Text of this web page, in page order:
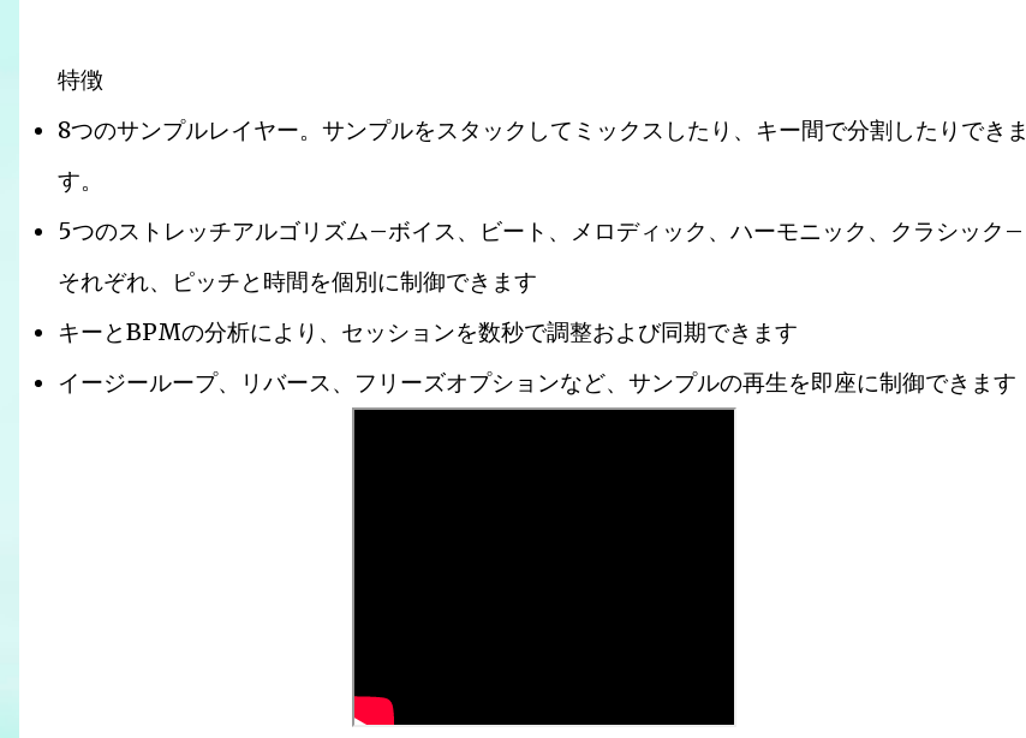
特徴
8つのサンプルレイヤー。サンプルをスタックしてミックスしたり、キー間で分割したりできま
す。
5つのストレッチアルゴリズム–ボイス、ビート、メロディック、ハーモニック、クラシック–
それぞれ、ピッチと時間を個別に制御できます
キーとBPMの分析により、セッションを数秒で調整および同期できます
イージーループ、リバース、フリーズオプションなど、サンプルの再生を即座に制御できます